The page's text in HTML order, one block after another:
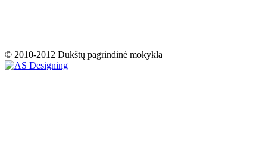
© 2010-2012 Dūkštų pagrindinė mokykla